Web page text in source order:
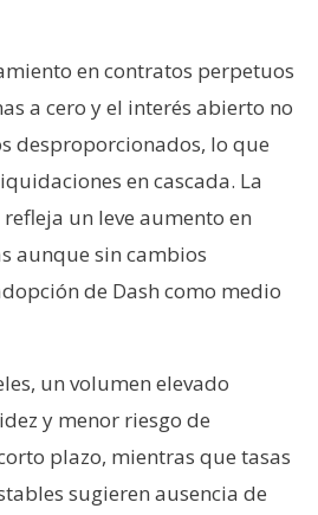
en contratos perpetuos
a cero y el interés abierto no
desproporcionados, lo que
en cascada. La
un leve aumento en
aunque sin cambios
de Dash como medio
un volumen elevado
y menor riesgo de
plazo, mientras que tasas
sugieren ausencia de